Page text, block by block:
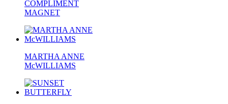
COMPLIMENT
MAGNET
MARTHA ANNE
McWILLIAMS